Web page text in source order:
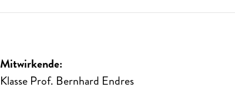
Mitwirkende:
Klasse Prof. Bernhard Endres